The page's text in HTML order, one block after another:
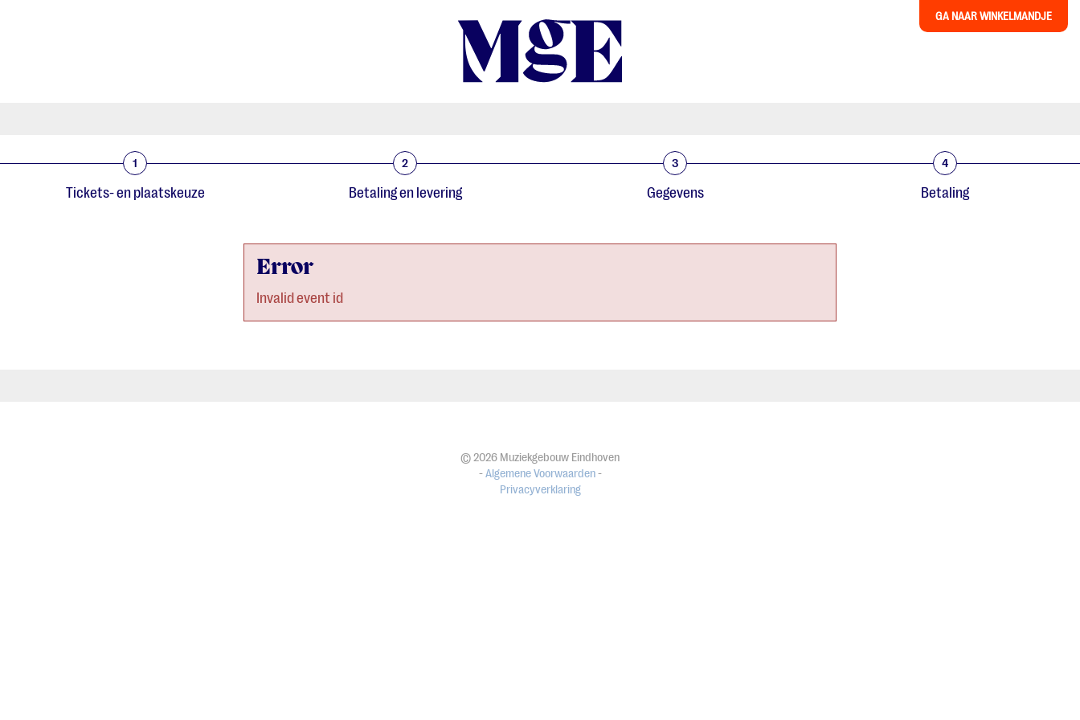
GA NAAR WINKELMANDJE
1
Tickets- en plaatskeuze
2
Betaling en levering
3
Gegevens
4
Betaling
Error
Invalid event id
© 2026 Muziekgebouw Eindhoven
-Algemene Voorwaarden-
Privacyverklaring